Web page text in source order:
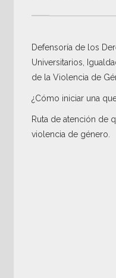
Defensoría de los
Universitarios,
de la Violencia de
¿Cómo iniciar una
Ruta de atención de
violencia de género